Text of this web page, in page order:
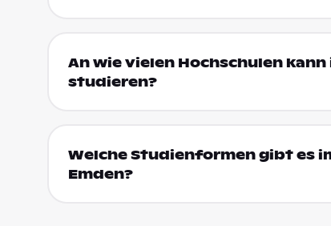
An wie vielen Hochschulen
studieren?
Welche Studienformen gibt es
Emden?